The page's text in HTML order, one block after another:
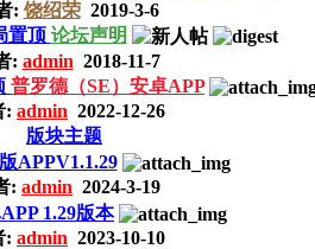
: 饶绍荣2019-3-6
论坛声明
: admin 2018-11-7
普罗德（SE）安卓APP
: admin 2022-12-26
版块主题
APPV1.1.29
: admin 2024-3-19
1.29版本
: admin 2023-10-10